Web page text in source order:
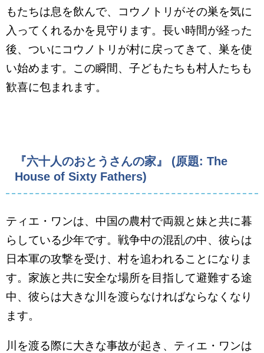
もたちは息を飲んで、コウノトリがその巣を気に
入ってくれるかを見守ります。長い時間が経った
後、ついにコウノトリが村に戻ってきて、巣を使
い始めます。この瞬間、子どもたちも村人たちも
歓喜に包まれます。
『六十人のおとうさんの家』 (原題: The
House of Sixty Fathers)
ティエ・ワンは、中国の農村で両親と妹と共に暮
らしている少年です。戦争中の混乱の中、彼らは
日本軍の攻撃を受け、村を追われることになりま
す。家族と共に安全な場所を目指して避難する途
中、彼らは大きな川を渡らなければならなくなり
ます。
川を渡る際に大きな事故が起き、ティエ・ワンは